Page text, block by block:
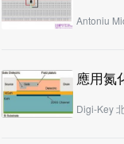
Antoniu
應用氮
Digi-Key